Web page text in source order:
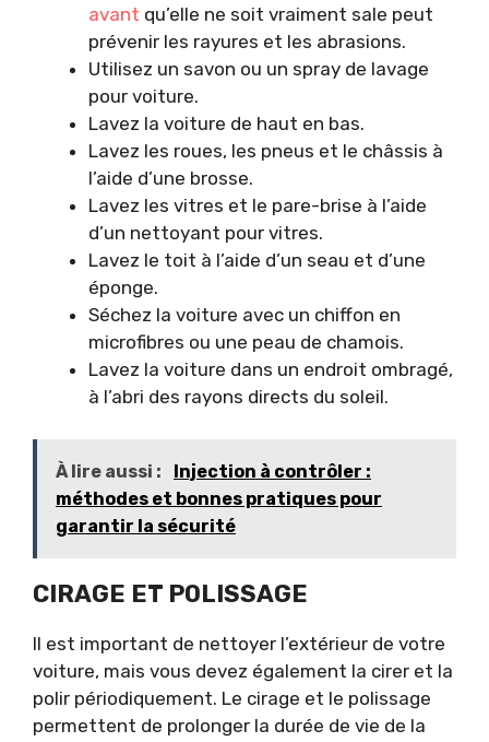
avant qu’elle ne soit vraiment sale peut
prévenir les rayures et les abrasions.
Utilisez un savon ou un spray de lavage
pour voiture.
Lavez la voiture de haut en bas.
Lavez les roues, les pneus et le châssis à
l’aide d’une brosse.
Lavez les vitres et le pare-brise à l’aide
d’un nettoyant pour vitres.
Lavez le toit à l’aide d’un seau et d’une
éponge.
Séchez la voiture avec un chiffon en
microfibres ou une peau de chamois.
Lavez la voiture dans un endroit ombragé,
à l’abri des rayons directs du soleil.
À lire aussi :
Injection à contrôler :
méthodes et bonnes pratiques pour
garantir la sécurité
CIRAGE ET POLISSAGE
Il est important de nettoyer l’extérieur de votre
voiture, mais vous devez également la cirer et la
polir périodiquement. Le cirage et le polissage
permettent de prolonger la durée de vie de la